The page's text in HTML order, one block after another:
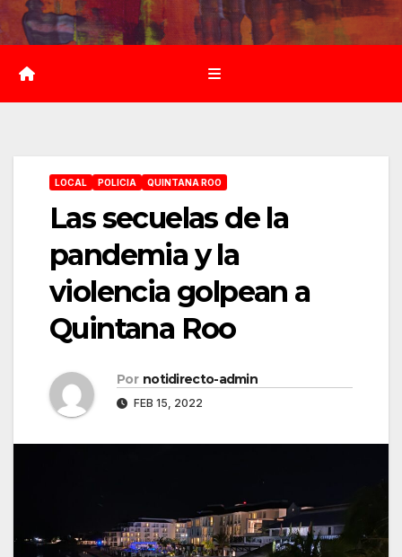
Saltar
al
contenido
LOCAL POLICIA QUINTANA ROO
Las secuelas de la
pandemia y la
violencia golpean a
Quintana Roo
Por notidirecto-admin
FEB 15, 2022